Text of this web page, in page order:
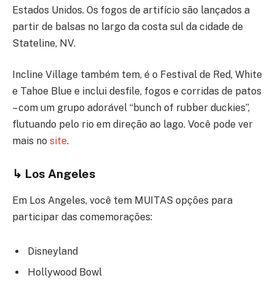
Estados Unidos. Os fogos de artifício são lançados a
partir de balsas no largo da costa sul da cidade de
Stateline, NV.
Incline Village também tem, é o Festival de Red, White
e Tahoe Blue e inclui desfile, fogos e corridas de patos
– com um grupo adorável “bunch of rubber duckies”,
flutuando pelo rio em direção ao lago. Você pode ver
mais no site.
↳ Los Angeles
Em Los Angeles, você tem MUITAS opções para
participar das comemorações:
Disneyland
Hollywood Bowl